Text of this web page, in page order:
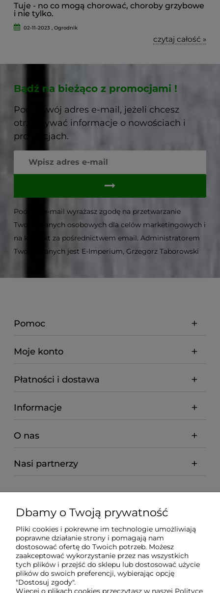
Tuje - no co mogą chorować, choroby grzybowe
i nie tylko.
02-11-2023 , Ogrodnik
czytaj całość »
Bądź na bieżąco z promocjami !
Podaj swój adres e-mail, jeżeli chcesz
otrzymywać informacje o nowościach i
promocjach.
Podając e-mail wyrażasz zgodę na przetwarzanie
Twoich danych osobowych dla celów marketingowych i
na kontakt za pośrednictwem email. Administratorem
Twoich danych jest E-Imperium, Grzegorz Taborowski
Pomoc
Moje konto
Płatności i dostawa
Informacje
O nas
Nasi partnerzy
Dbamy o Twoją prywatność
Pliki cookies i pokrewne im technologie umożliwiają
poprawne działanie strony i pomagają nam
dostosować ofertę do Twoich potrzeb. Możesz
zaakceptować wykorzystanie przez nas wszystkich
tych plików i przejść do sklepu lub dostosować użycie
plików do swoich preferencji, wybierając opcję
"Dostosuj zgody".
Więcej o plikach cookies przeczytasz w naszej Polityce